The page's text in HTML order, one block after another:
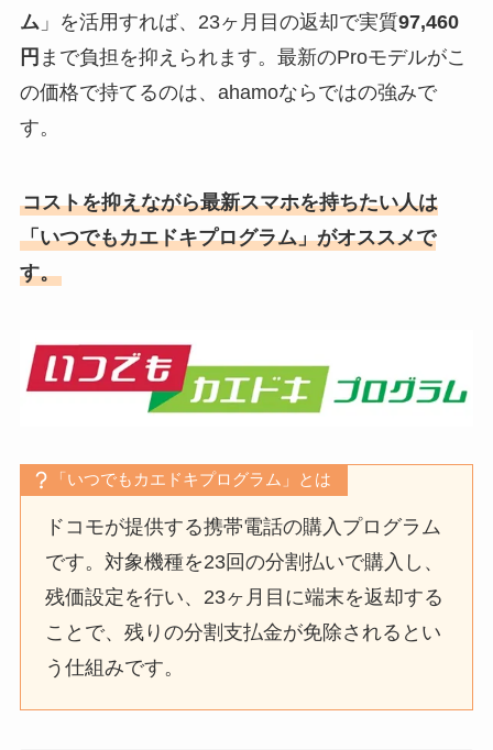
ム」を活用すれば、23ヶ月目の返却で実質97,460
円 まで負担を抑えられます。最新のProモデルがこ
の価格で持てるのは、ahamoならではの強みで
す。
コストを抑えながら最新スマホを持ちたい人は
「いつでもカエドキプログラム」がオススメで
す。
「いつでもカエドキプログラム」とは
ドコモが提供する携帯電話の購入プログラム
です。対象機種を23回の分割払いで購入し、
残価設定を行い、23ヶ月目に端末を返却する
ことで、残りの分割支払金が免除されるとい
う仕組みです。